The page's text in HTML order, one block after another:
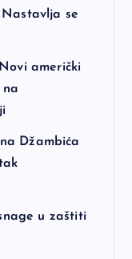
se
američki
Džambića
u zaštiti